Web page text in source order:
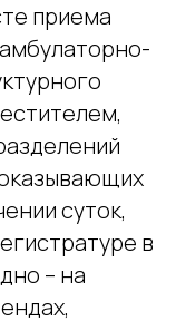
приема
суток,
в
– на